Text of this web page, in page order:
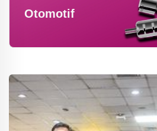
Otomotif